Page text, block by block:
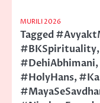
MURILI 2026
Tagged
#BKSpirituality,
#DehiAbhimani,
#HolyHans,